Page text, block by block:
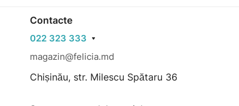
Contacte
022 323 333
magazin@felicia.md
Chișinău, str. Milescu Spătaru 36